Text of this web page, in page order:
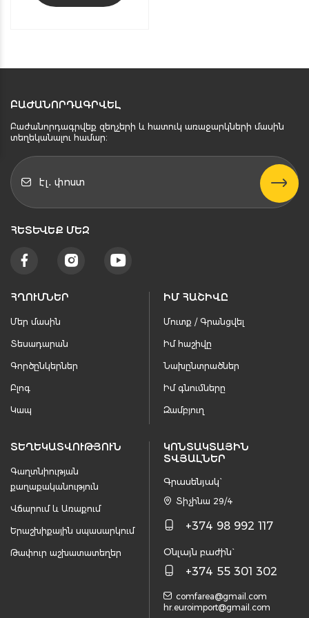
ԲԱԺԱՆՈՐԴԱԳՐՎԵԼ
Բաժանորդագրվեք զեղչերի և հատուկ առաջարկների մասին
տեղեկանալու համար։
ՀԵՏԵՒԵՔ ՄԵԶ
ՀՂՈՒՄՆԵՐ
Մեր մասին
Տեսադարան
Գործընկերներ
Բլոգ
Կապ
ԻՄ ՀԱՇԻՎԸ
Մուտք / Գրանցվել
Իմ հաշիվը
Նախընտրածներ
Իմ գնումները
Զամբյուղ
ՏԵՂԵԿԱՏՎՈՒԹՅՈՒՆ
Գաղտնիության
քաղաքականություն
Վճարում և Առաքում
Երաշխիքային սպասարկում
Թափուր աշխատատեղեր
ԿՈՆՏԱԿՏԱՅԻՆ
ՏՎՅԱԼՆԵՐ
Գրասենյակ`
Տիչինա 29/4
+374 98 992 117
Օնլայն բաժին`
+374 55 301 302
comfarea@gmail.com
hr.euroimport@gmail.com